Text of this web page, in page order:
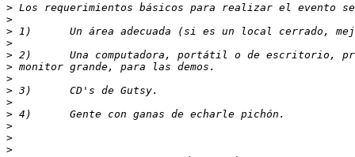
>
>
>
>
>
>
>
>
>
>
>
>
>